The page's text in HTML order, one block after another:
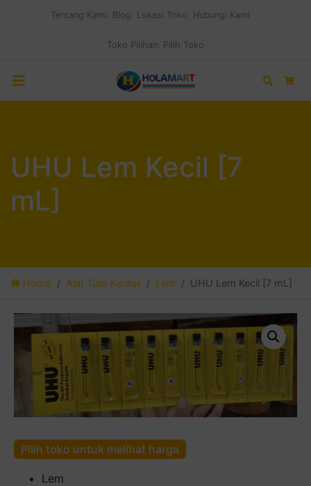
Tentang Kami Blog Lokasi Toko Hubungi Kami
Toko Pilihan: Pilih Toko
Search
UHU Lem Kecil [7
mL]
Home Alat Tulis Kantor Lem UHU Lem Kecil [7 mL]
Pilih toko untuk melihat harga
Lem